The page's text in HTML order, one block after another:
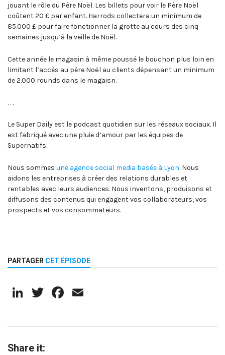
jouant le rôle du Père Noël. Les billets pour voir le Père Noël
coûtent 20 £ par enfant. Harrods collectera un minimum de
85.000 £ pour faire fonctionner la grotte au cours des cinq
semaines jusqu’à la veille de Noël.
Cette année le magasin à même poussé le bouchon plus loin en
limitant l’accès au père Noël au clients dépensant un minimum
de 2.000 rounds dans le magaisn.
. . .
Le Super Daily est le podcast quotidien sur les réseaux sociaux. Il
est fabriqué avec une pluie d’amour par les équipes de
Supernatifs.
Nous sommes une agence social media basée à Lyon. Nous
aidons les entreprises à créer des relations durables et
rentables avec leurs audiences. Nous inventons, produisons et
diffusons des contenus qui engagent vos collaborateurs, vos
prospects et vos consommateurs.
PARTAGER CET ÉPISODE
LinkedIn
TwitterFacebook
Share it: